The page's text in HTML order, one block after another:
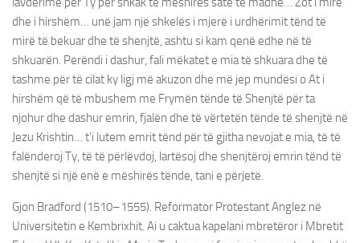
dhe i hirshëm… unë jam një shkelës i mjerë i urdhërimit tënd të
mirë të bekuar dhe të shenjtë, ashtu si kam qenë edhe në të
shkuarën. Perëndi i dashur, fali mëkatet e mia të shkuara dhe të
tashme për të cilat ky ligj më akuzon dhe më jep mundësi o At i
hirshëm që të mbushem me Frymën tënde të Shenjtë për ta
njohur dhe dashur emrin, fjalën dhe të vërtetën tënde të shenjtë në
Jezu Krishtin… t’i lutem emrit tënd për të gjitha nevojat e mia, të të
falënderoj Ty, të të përlëvdoj, lartësoj dhe shenjtëroj emrin tënd të
shenjtë si një enë e mëshirës tënde, tani e përjetë.
Gjon Bradford (1510–1555). Reformator Protestant Anglez në
Universitetin e Kembrixhit. Ai u caktua kapelani mbretëror i Mbretit